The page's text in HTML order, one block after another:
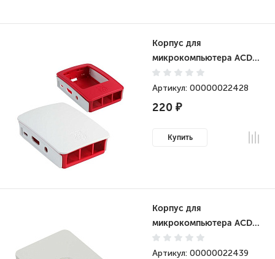
Корпус для
микрокомпьютера ACD
ABS Plastic case for
Raspberry Pi 3 B/B+
Red+White (RA129)
Артикул: 00000022428
220 ₽
Купить
Корпус для
микрокомпьютера ACD
ABS Plastic case with Logo
for Raspberry Pi 3 B/B+
Артикул: 00000022439